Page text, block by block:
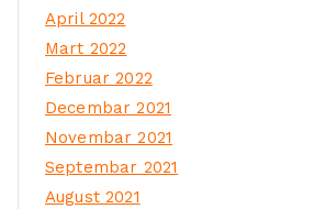
April 2022
Mart 2022
Februar 2022
Decembar 2021
Novembar 2021
Septembar 2021
August 2021